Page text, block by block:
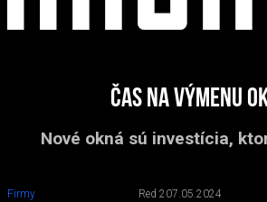
ČAS NA VÝMENU
Nové okná sú investícia,
Firmy Red 207.05.2024